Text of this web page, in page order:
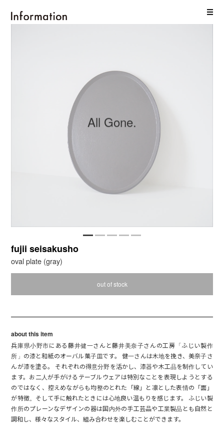
fujii seisakusho
oval plate (gray)
out of stock
about this item
兵庫県小野市にある藤井健一さんと藤井美奈子さんの工房「ふじい製作
所」の漆と和紙のオーバル菓子皿です。 健一さんは木地を挽き、美奈子さ
んが漆を塗る。 それぞれの得意分野を活かし、漆器や木工品を制作してい
ます。お二人が手がけるテーブルウェアは特別なことを表現しようとする
のではなく、控えめながらも均整のとれた「線」と凛とした表情の「面」
が特徴。そして手に触れたときには心地良い温もりを感じます。 ふじい製
作所のプレーンなデザインの器は国内外の手工芸品や工業製品とも自然と
調和し、様々なスタイル、組み合わせを楽しむことができます。